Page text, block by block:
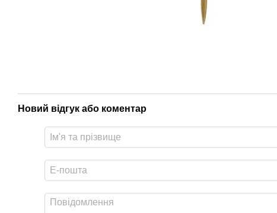
Новий відгук або коментар